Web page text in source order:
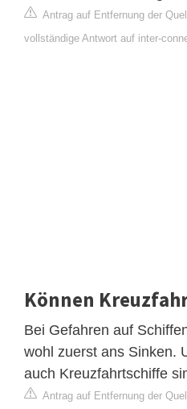
Antrag auf Entfernung der
vollständige Antwort auf inter-
Können
Bei Gefahren auf
wohl zuerst ans Sinken.
auch Kreuzfahrtschiffe
Antrag auf Entfernung der